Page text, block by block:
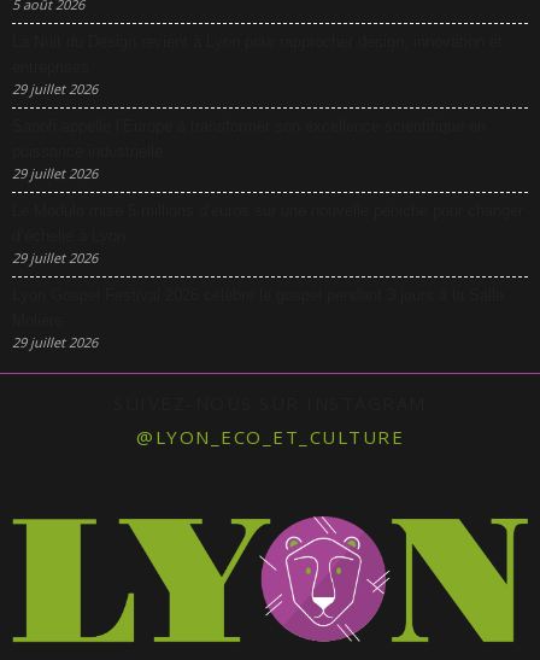
5 août 2026
29 juillet 2026
29 juillet 2026
29 juillet 2026
29 juillet 2026
@LYON_ECO_ET_CULTURE